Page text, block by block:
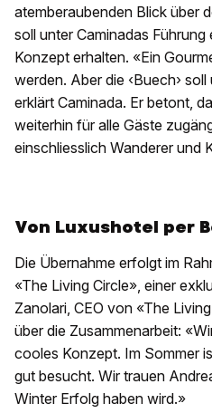
atemberaubenden Blick über
soll unter Caminadas Führung
Konzept erhalten. «Ein
werden. Aber die ‹Buech›
erklärt Caminada. Er betont,
weiterhin für alle Gäste
einschliesslich Wanderer und
Von Luxushotel per
Die Übernahme erfolgt im
«The Living Circle», einer
Zanolari, CEO von «The
über die Zusammenarbeit:
cooles Konzept. Im Sommer
gut besucht. Wir trauen
Winter Erfolg haben wird.»